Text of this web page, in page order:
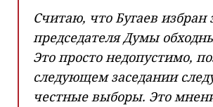
Считаю, что Бугаев избран
председателя Думы
Это просто недопустимо,
следующем заседании
честные выборы. Это